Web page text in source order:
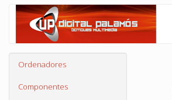
Ordenadores
Componentes